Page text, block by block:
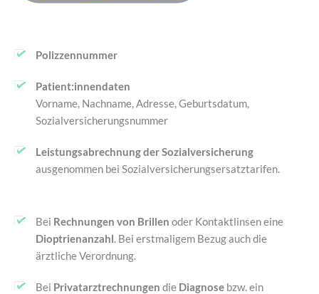
Polizzennummer
Patient:innendaten
Vorname, Nachname, Adresse, Geburtsdatum,
Sozialversicherungsnummer
Leistungsabrechnung der Sozialversicherung
ausgenommen bei Sozialversicherungsersatztarifen.
Bei Rechnungen von Brillen oder Kontaktlinsen eine
Dioptrienanzahl. Bei erstmaligem Bezug auch die
ärztliche Verordnung.
Bei Privatarztrechnungen die Diagnose bzw. ein